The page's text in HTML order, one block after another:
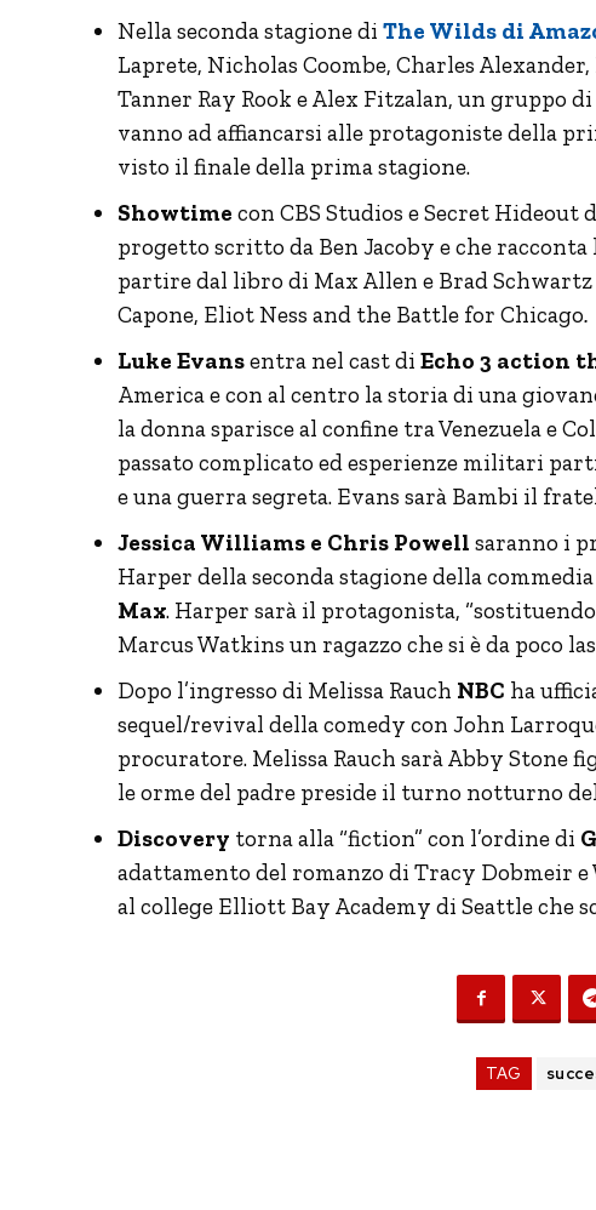
Nella seconda stagione di The Wilds di
Laprete, Nicholas Coombe, Charles
Tanner Ray Rook e Alex Fitzalan, un gruppo
vanno ad affiancarsi alle protagoniste della
visto il finale della prima stagione.
Showtime con CBS Studios e Secret
progetto scritto da Ben Jacoby e che racconta
partire dal libro di Max Allen e Brad Schwartz
Capone, Eliot Ness and the Battle for Chicago.
Luke Evansentra nel cast di Echo 3 action
America e con al centro la storia di una
la donna sparisce al confine tra Venezuela e
passato complicato ed esperienze militari
e una guerra segreta. Evans sarà Bambi il
Jessica Williams e Chris Powell saranno i
Harper della seconda stagione della
Max. Harper sarà il protagonista,
Marcus Watkins un ragazzo che si è da poco
Dopo l’ingresso di Melissa Rauch NBC ha
sequel/revival della comedy con John
procuratore. Melissa Rauch sarà Abby Stone
le orme del padre preside il turno notturno
Discovery torna alla “fiction” con l’ordine di
adattamento del romanzo di Tracy Dobmeir
al college Elliott Bay Academy di Seattle che
TAG